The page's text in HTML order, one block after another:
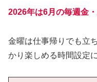
2026年は6月の毎週金
金曜は仕事帰りでも立
かり楽しめる時間設定